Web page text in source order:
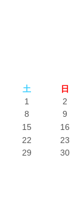
土
日
1
2
8
9
15
16
22
23
29
30